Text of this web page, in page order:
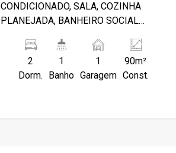
CONDICIONADO, SALA, COZINHA
PLANEJADA, BANHEIRO SOCIAL
SERVIÇO, ACADEMIA, PISCINA,
CHURRASQUEIRA, SAUNA, PORTARIA
24 HORAS. PRÓXIMO A MATERNIDADE
2
Dorm.
1
Banho
1
Garagem
90m²
Const.